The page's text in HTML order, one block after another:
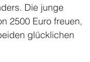
Die junge
2500 Euro freuen,
glücklichen